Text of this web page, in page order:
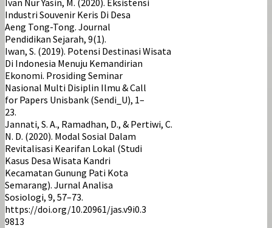
Industri Souvenir Keris Di Desa
Aeng Tong-Tong. Journal
Pendidikan Sejarah, 9(1).
Iwan, S. (2019). Potensi Destinasi Wisata
Di Indonesia Menuju Kemandirian
Ekonomi. Prosiding Seminar
Nasional Multi Disiplin Ilmu & Call
for Papers Unisbank (Sendi_U), 1–
23.
Jannati, S. A., Ramadhan, D., & Pertiwi, C.
N. D. (2020). Modal Sosial Dalam
Revitalisasi Kearifan Lokal (Studi
Kasus Desa Wisata Kandri
Kecamatan Gunung Pati Kota
Semarang). Jurnal Analisa
Sosiologi, 9, 57–73.
https://doi.org/10.20961/jas.v9i0.3
9813